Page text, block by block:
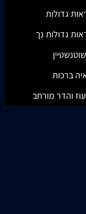
גדולות
גדולות נך
ברכות
והדר מורחב